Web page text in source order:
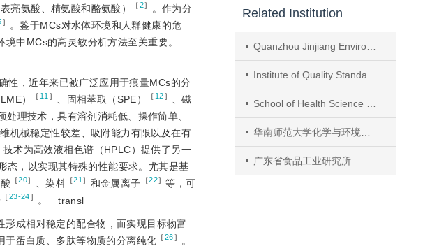
亮氨酸、精氨酸和酪氨酸）
［2］
。作为分
］
。鉴于MCs对水体环境和人群健康的危
境中MCs的高灵敏分析方法至关重要。
性，近年来已被广泛应用于痕量MCs的分
）
［ 11 ］ 、固相萃取（SPE） ［ 12］
、磁
理技术，具有溶剂消耗低、操作简单、
机械稳定性较差、吸附能力有限以及在有
术为高效液相色谱（HPLC）提供了另一
态，以实现其特殊的性能要求。尤其是基
酸 ［20］ 、染料 ［21 ］ 和金属离子 ［22］等，可
［23-24］ 。 transl
成相对稳定的配合物，而实现目标物富
于蛋白质、多肽等物质的分离纯化 ［26］
。
Related Institution
Quanzhou Jinjiang Environmental Monitoring Station，Jinjiang
Institute of Quality Standards and Testing Technology of Agricultural Products，Shanghai Academy of Agricultural Sciences
School of Health Science and Engineering，University of Shanghai for Science and Technology
华南师范大学化学与环境学院
广东省食品工业研究所